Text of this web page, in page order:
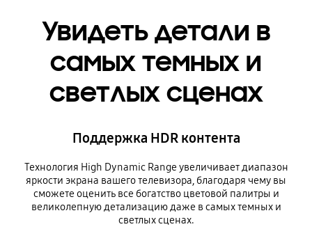
Увидеть детали в
самых темных и
светлых сценах
Поддержка HDR контента
Технология High Dynamic Range увеличивает диапазон
яркости экрана вашего телевизора, благодаря чему вы
сможете оценить все богатство цветовой палитры и
великолепную детализацию даже в самых темных и
светлых сценах.